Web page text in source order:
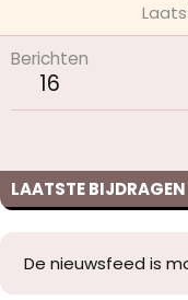
Berichten
16
LAATSTE BIJDRAGEN
De nieuwsfeed is